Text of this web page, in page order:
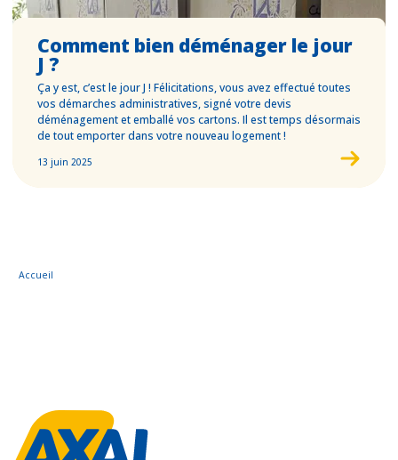
Comment bien déménager le jour
J ?
Ça y est, c’est le jour J ! Félicitations, vous avez effectué toutes
vos démarches administratives, signé votre devis
déménagement et emballé vos cartons. Il est temps désormais
de tout emporter dans votre nouveau logement !
13 juin 2025
Accueil